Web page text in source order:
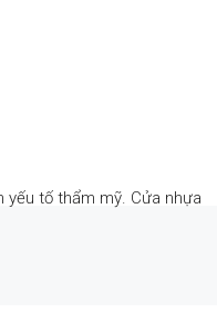
tố thẩm mỹ. Cửa nhựa